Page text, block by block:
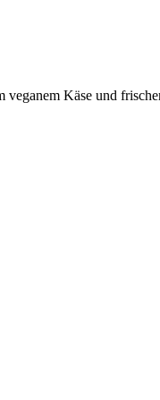
Käse und